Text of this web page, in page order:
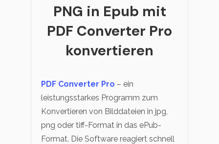
PNG in Epub mit
PDF Converter Pro
konvertieren
PDF Converter Pro – ein
leistungsstarkes Programm zum
Konvertieren von Bilddateien in jpg,
png oder tiff-Format in das ePub-
Format. Die Software reagiert schnell